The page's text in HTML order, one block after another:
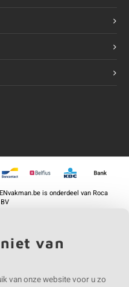
is onderdeel vanRoca
van
van onze website voor u zo